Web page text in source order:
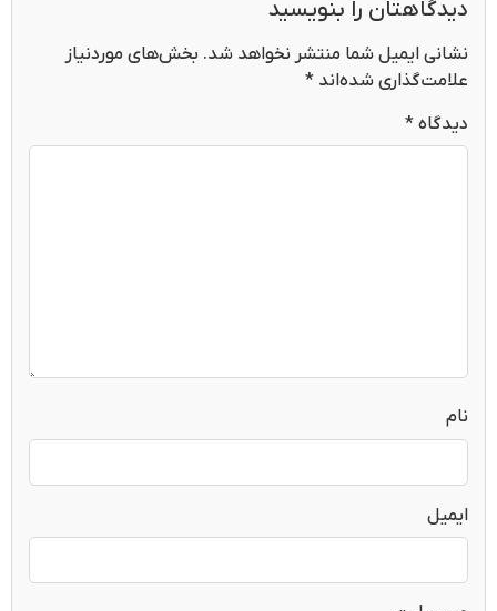
دیدگاهتان را بنویسید
نشانی ایمیل شما منتشر نخواهد شد. بخش‌های موردنیاز
علامت‌گذاری شده‌اند *
دیدگاه *
نام
ایمیل